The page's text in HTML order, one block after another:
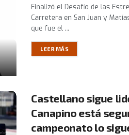
Finalizó el Desafío de las
Carretera en San Juan y
que fue el ...
LEER MÁS
Castellano sigue
Canapino está
campeonato lo